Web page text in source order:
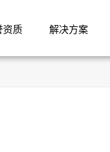
资质 解决方案